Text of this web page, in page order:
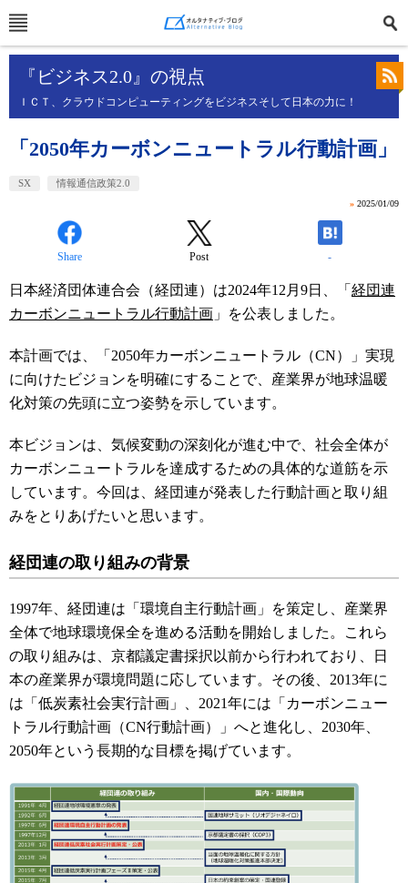
『ビジネス2.0』の視点
ＩＣＴ、クラウドコンピューティングをビジネスそして日本の力に！
「2050年カーボンニュートラル行動計画」
SX 情報通信政策2.0
» 2025/01/09
Share Post -
日本経済団体連合会（経団連）は2024年12月9日、「 経団連
カーボンニュートラル行動計画 」を公表しました。
本計画では、「2050年カーボンニュートラル（CN）」実現
に向けたビジョンを明確にすることで、産業界が地球温暖
化対策の先頭に立つ姿勢を示しています。
本ビジョンは、気候変動の深刻化が進む中で、社会全体が
カーボンニュートラルを達成するための具体的な道筋を示
しています。今回は、経団連が発表した行動計画と取り組
みをとりあげたいと思います。
経団連の取り組みの背景
1997年、経団連は「環境自主行動計画」を策定し、産業界
全体で地球環境保全を進める活動を開始しました。これら
の取り組みは、京都議定書採択以前から行われており、日
本の産業界が環境問題に応しています。その後、2013年に
は「低炭素社会実行計画」、2021年には「カーボンニュー
トラル行動計画（CN行動計画）」へと進化し、2030年、
2050年という長期的な目標を掲げています。